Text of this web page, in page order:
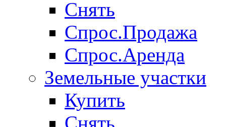
Снять
Спрос.Продажа
Спрос.Аренда
Земельные участки
Купить
Снять